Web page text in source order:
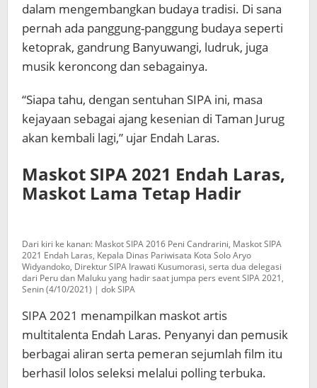
dalam mengembangkan budaya tradisi. Di sana
pernah ada panggung-panggung budaya seperti
ketoprak, gandrung Banyuwangi, ludruk, juga
musik keroncong dan sebagainya.
“Siapa tahu, dengan sentuhan SIPA ini, masa
kejayaan sebagai ajang kesenian di Taman Jurug
akan kembali lagi,” ujar Endah Laras.
Maskot SIPA 2021 Endah Laras,
Maskot Lama Tetap Hadir
Dari kiri ke kanan: Maskot SIPA 2016 Peni Candrarini, Maskot SIPA
2021 Endah Laras, Kepala Dinas Pariwisata Kota Solo Aryo
Widyandoko, Direktur SIPA Irawati Kusumorasi, serta dua delegasi
dari Peru dan Maluku yang hadir saat jumpa pers event SIPA 2021,
Senin (4/10/2021) | dok SIPA
SIPA 2021 menampilkan maskot artis
multitalenta Endah Laras. Penyanyi dan pemusik
berbagai aliran serta pemeran sejumlah film itu
berhasil lolos seleksi melalui polling terbuka.